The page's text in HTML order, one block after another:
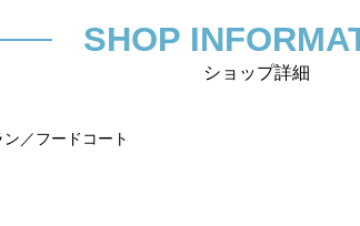
ニュース
SHOP
ショップ詳細
ン／フードコート